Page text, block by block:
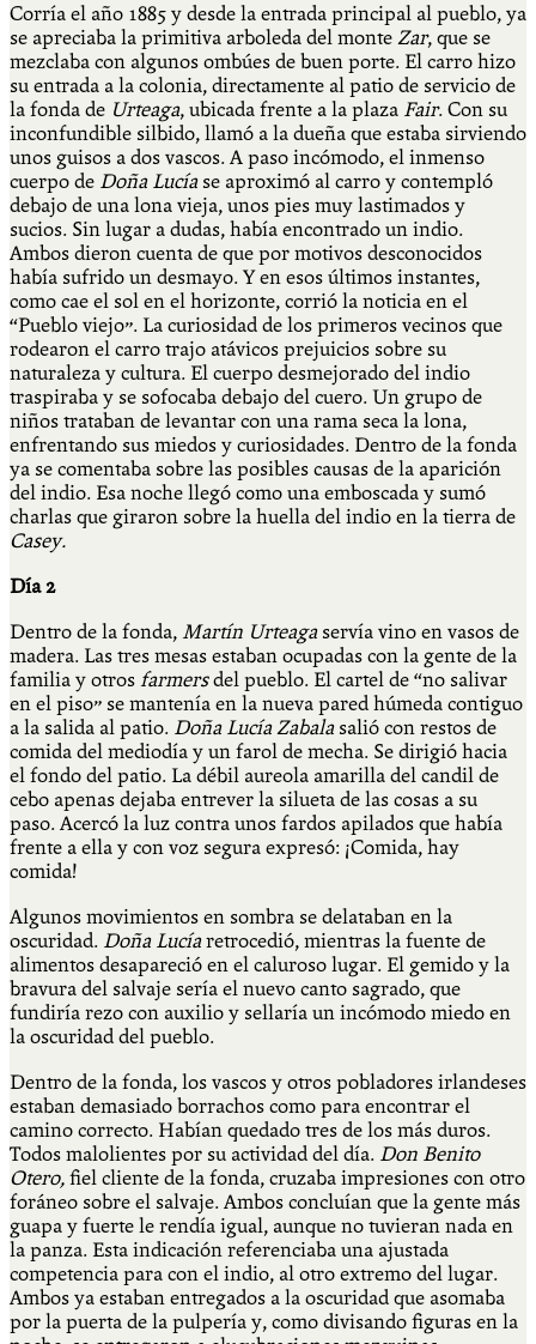
Corría el año 1885 y desde la entrada principal al pueblo, ya
se apreciaba la primitiva arboleda del monte Zar, que se
mezclaba con algunos ombúes de buen porte. El carro hizo
su entrada a la colonia, directamente al patio de servicio de
la fonda de Urteaga, ubicada frente a la plaza Fair. Con su
inconfundible silbido, llamó a la dueña que estaba sirviendo
unos guisos a dos vascos. A paso incómodo, el inmenso
cuerpo de Doña Lucíase aproximó al carro y contempló
debajo de una lona vieja, unos pies muy lastimados y
sucios. Sin lugar a dudas, había encontrado un indio.
Ambos dieron cuenta de que por motivos desconocidos
había sufrido un desmayo. Y en esos últimos instantes,
como cae el sol en el horizonte, corrió la noticia en el
“Pueblo viejo”. La curiosidad de los primeros vecinos que
rodearon el carro trajo atávicos prejuicios sobre su
naturaleza y cultura. El cuerpo desmejorado del indio
traspiraba y se sofocaba debajo del cuero. Un grupo de
niños trataban de levantar con una rama seca la lona,
enfrentando sus miedos y curiosidades. Dentro de la fonda
ya se comentaba sobre las posibles causas de la aparición
del indio. Esa noche llegó como una emboscada y sumó
charlas que giraron sobre la huella del indio en la tierra de
Casey.
Día 2
Dentro de la fonda, Martín Urteagaservía vino en vasos de
madera. Las tres mesas estaban ocupadas con la gente de la
familia y otros farmersdel pueblo. El cartel de “no salivar
en el piso” se mantenía en la nueva pared húmeda contiguo
a la salida al patio. Doña Lucía Zabalasalió con restos de
comida del mediodía y un farol de mecha. Se dirigió hacia
el fondo del patio. La débil aureola amarilla del candil de
cebo apenas dejaba entrever la silueta de las cosas a su
paso. Acercó la luz contra unos fardos apilados que había
frente a ella y con voz segura expresó: ¡Comida, hay
comida!
Algunos movimientos en sombra se delataban en la
oscuridad. Doña Lucíaretrocedió, mientras la fuente de
alimentos desapareció en el caluroso lugar. El gemido y la
bravura del salvaje sería el nuevo canto sagrado, que
fundiría rezo con auxilio y sellaría un incómodo miedo en
la oscuridad del pueblo.
Dentro de la fonda, los vascos y otros pobladores irlandeses
estaban demasiado borrachos como para encontrar el
camino correcto. Habían quedado tres de los más duros.
Todos malolientes por su actividad del día. Don Benito
Otero, fiel cliente de la fonda, cruzaba impresiones con otro
foráneo sobre el salvaje. Ambos concluían que la gente más
guapa y fuerte le rendía igual, aunque no tuvieran nada en
la panza. Esta indicación referenciaba una ajustada
competencia para con el indio, al otro extremo del lugar.
Ambos ya estaban entregados a la oscuridad que asomaba
por la puerta de la pulpería y, como divisando figuras en la